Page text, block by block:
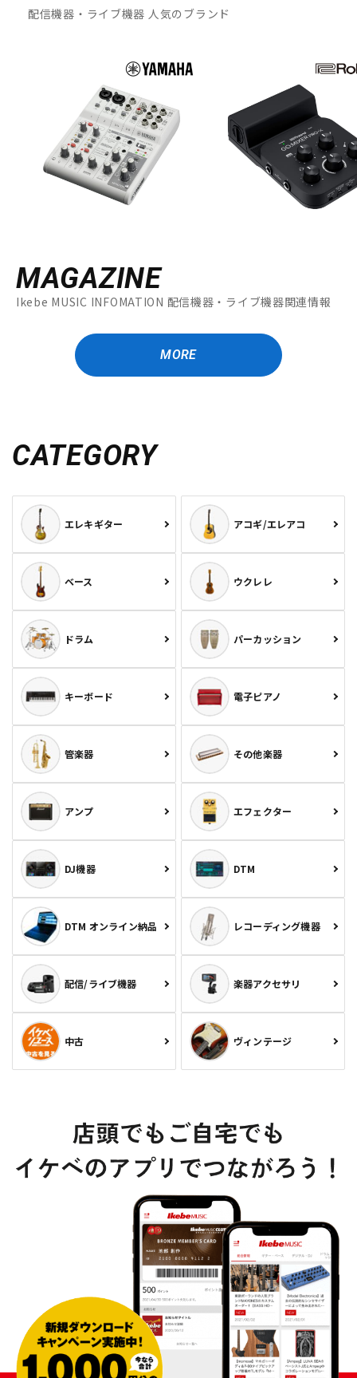
配信機器・ライブ機器 人気のブランド
MAGAZINE
Ikebe MUSIC INFOMATION 配信機器・ライブ機器関連情報
MORE
CATEGORY
エレキギター アコギ/エレアコ
ベース ウクレレ
ドラム パーカッション
キーボード 電子ピアノ
管楽器 その他楽器
アンプ エフェクター
DJ機器 DTM
DTM オンライン納品 レコーディング機器
配信/ライブ機器 楽器アクセサリ
中古 ヴィンテージ